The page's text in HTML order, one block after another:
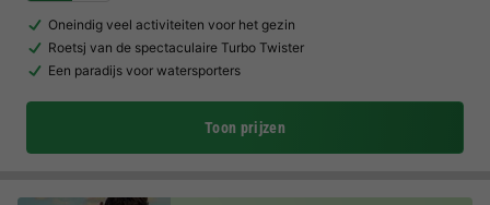
Oneindig veel activiteiten voor het gezin
Roetsj van de spectaculaire Turbo Twister
Een paradijs voor watersporters
Toon prijzen